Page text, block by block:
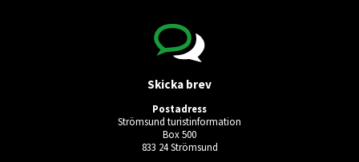
Skicka brev
Postadress
Strömsund turistinformation
Box 500
833 24 Strömsund